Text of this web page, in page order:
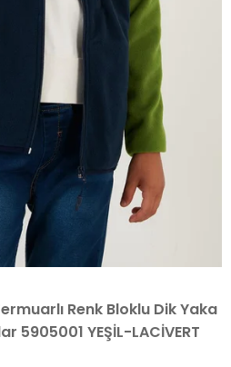
Renk Bloklu Dik Yaka
5905001 YEŞİL-LACİVERT